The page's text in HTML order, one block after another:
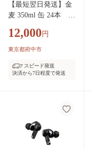
【最短翌日発送】金
麦 350ml 缶 24本 サ
島配送不可【 ビール
発泡酒 お酒 キャン
キャン 送料無料 】
12,000 円
東京都府中市
スピード発送
決済から7日程度で発送